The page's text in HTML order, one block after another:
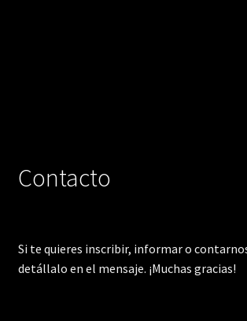
Contacto
Si te quieres inscribir, informar o
detállalo en el mensaje. ¡Muchas gracias!